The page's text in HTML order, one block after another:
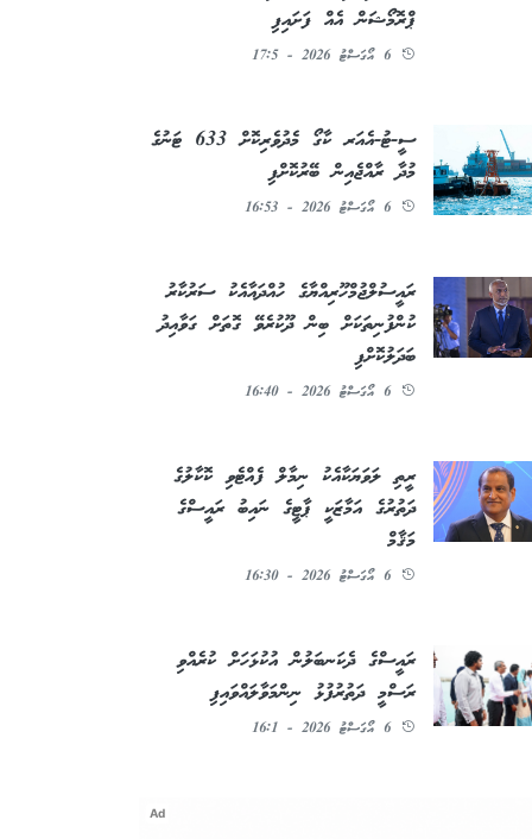
ޕްރޮމޯޝަން އެއް ފަށައިފި
6 އޯގަސްޓު 2026 - 17:5
ސީ-ޓު-އެއަރ ކާގޯ މެދުވެރިކޮށް 633 ޓަނުގެ
މުދާ ރާއްޖެއިން ބޭރުކޮށްފި
6 އޯގަސްޓު 2026 - 16:53
ރައީސުލްޖުމްހޫރިއްޔާގެ ހުއްދައާއެކު ސަރުކާރު
ކުންފުނިތަކަށް ބިން ދޫކުރެވޭ ގޮތަށް ގަވާއިދު
ބަދަލުކޮށްފި
6 އޯގަސްޓު 2026 - 16:40
ރީތި ލަވަޔަކާއެކު ނިމާލް ފެއްޓެވި ކޮކާލުގެ
ދަތުރުގެ އަމާޒަކީ ޕާޓީގެ ނައިބު ރައީސްގެ
މަޤާމް
6 އޯގަސްޓު 2026 - 16:30
ރައީސްގެ ދެކަނބަލުން އުކުޅަހަށް ކުރެއްވި
ރަސްމީ ދަތުރުފުޅު ނިންމަވާލައްވައިފި
6 އޯގަސްޓު 2026 - 16:1
Ad